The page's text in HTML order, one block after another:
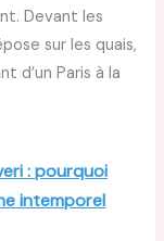
Devant les
sur les quais,
d’un Paris à la
: pourquoi
intemporel